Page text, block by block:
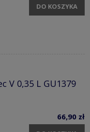
DO KOSZYKA
V 0,35 L GU1379
66,90 zł